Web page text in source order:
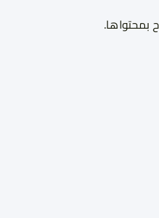
بمحتواها.